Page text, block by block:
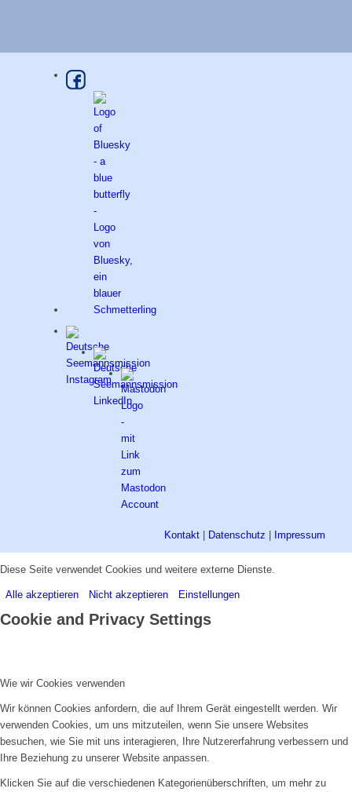
Kontakt Datenschutz Impressum
Diese Seite verwendet Cookies und weitere externe Dienste.
Alle akzeptieren Nicht akzeptieren Einstellungen
Cookie and Privacy Settings
Wie wir Cookies verwenden
Wir können Cookies anfordern, die auf Ihrem Gerät eingestellt werden. Wir
verwenden Cookies, um uns mitzuteilen, wenn Sie unsere Websites
besuchen, wie Sie mit uns interagieren, Ihre Nutzererfahrung verbessern und
Ihre Beziehung zu unserer Website anpassen.
Klicken Sie auf die verschiedenen Kategorienüberschriften, um mehr zu